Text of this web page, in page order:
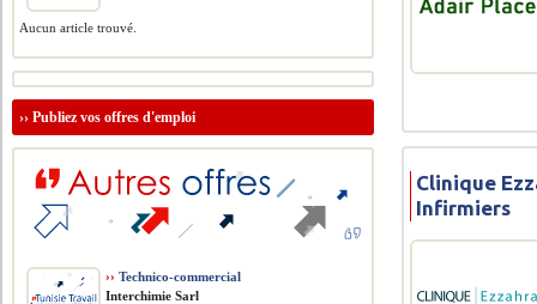
Clinique
Infirmiers
Aucun article trouvé.
››Publiez vos offres d'emploi
›› Technico-commercial
Interchimie Sarl